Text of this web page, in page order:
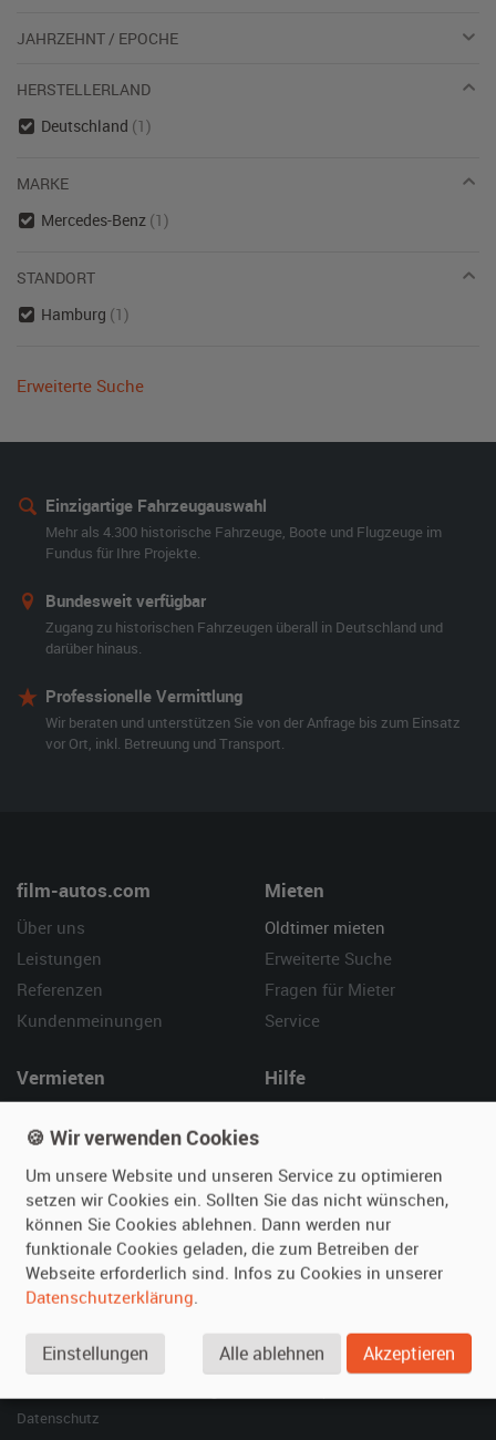
JAHRZEHNT / EPOCHE
HERSTELLERLAND
Deutschland (1)
MARKE
Mercedes-Benz (1)
STANDORT
Hamburg (1)
Erweiterte Suche
Einzigartige Fahrzeugauswahl
Mehr als 4.300 historische Fahrzeuge, Boote und Flugzeuge im
Fundus für Ihre Projekte.
Bundesweit verfügbar
Zugang zu historischen Fahrzeugen überall in Deutschland und
darüber hinaus.
Professionelle Vermittlung
Wir beraten und unterstützen Sie von der Anfrage bis zum Einsatz
vor Ort, inkl. Betreuung und Transport.
film-autos.com
Über uns
Leistungen
Referenzen
Kundenmeinungen
Mieten
Oldtimer mieten
Erweiterte Suche
Fragen für Mieter
Service
Vermieten
Fotos senden
Fragen für Vermieter
Inserat verwalten
Hilfe
Kontakt
SPECIAL
Berühmte Filmautos –
Datenschutz
🍪 Wir verwenden Cookies
Um unsere Website und unseren Service zu optimieren
setzen wir Cookies ein. Sollten Sie das nicht wünschen,
können Sie Cookies ablehnen. Dann werden nur
funktionale Cookies geladen, die zum Betreiben der
Webseite erforderlich sind. Infos zu Cookies in unserer
Datenschutzerklärung.
Einstellungen Alle ablehnen Akzeptieren